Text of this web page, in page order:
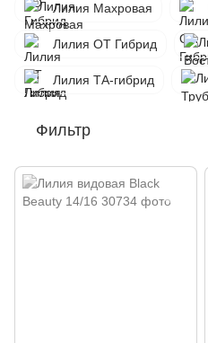
Лилия Махровая
Лилия ОТ Гибрид
Лилия ТА-гибрид
Фильтр